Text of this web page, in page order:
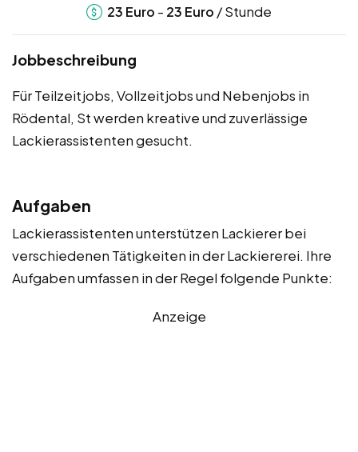
23 Euro - 23 Euro / Stunde
Jobbeschreibung
Für Teilzeitjobs, Vollzeitjobs und Nebenjobs in
Rödental, St werden kreative und zuverlässige
Lackierassistenten gesucht.
Aufgaben
Lackierassistenten unterstützen Lackierer bei
verschiedenen Tätigkeiten in der Lackiererei. Ihre
Aufgaben umfassen in der Regel folgende Punkte:
Anzeige